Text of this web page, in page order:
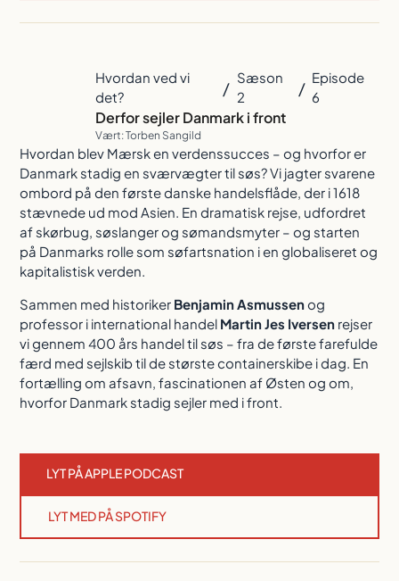
Hvordan ved vi
det?
/ Sæson
2
/ Episode
6
Derfor sejler Danmark i front
Vært: Torben Sangild
Hvordan blev Mærsk en verdenssucces – og hvorfor er
Danmark stadig en sværvægter til søs? Vi jagter svarene
ombord på den første danske handelsflåde, der i 1618
stævnede ud mod Asien. En dramatisk rejse, udfordret
af skørbug, søslanger og sømandsmyter – og starten
på Danmarks rolle som søfartsnation i en globaliseret og
kapitalistisk verden.
Sammen med historiker Benjamin Asmussenog
professor i international handel Martin Jes Iversen rejser
vi gennem 400 års handel til søs – fra de første farefulde
færd med sejlskib til de største containerskibe i dag. En
fortælling om afsavn, fascinationen af Østen og om,
hvorfor Danmark stadig sejler med i front.
LYT PÅ APPLE PODCAST
LYT MED PÅ SPOTIFY